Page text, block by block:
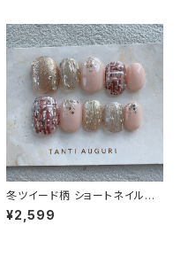
冬ツイード柄 ショートネイルチ
ップ 編み編み 格子柄 セーター
ニット ガーリー 女子力 短め 通
¥2,599